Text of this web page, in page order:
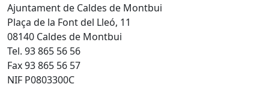
Ajuntament de Caldes de Montbui
Plaça de la Font del Lleó, 11
08140 Caldes de Montbui
Tel. 93 865 56 56
Fax 93 865 56 57
NIF P0803300C